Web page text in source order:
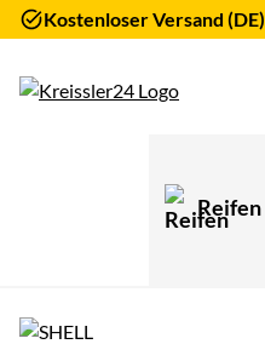
Kostenloser Versand (DE)
Reifen